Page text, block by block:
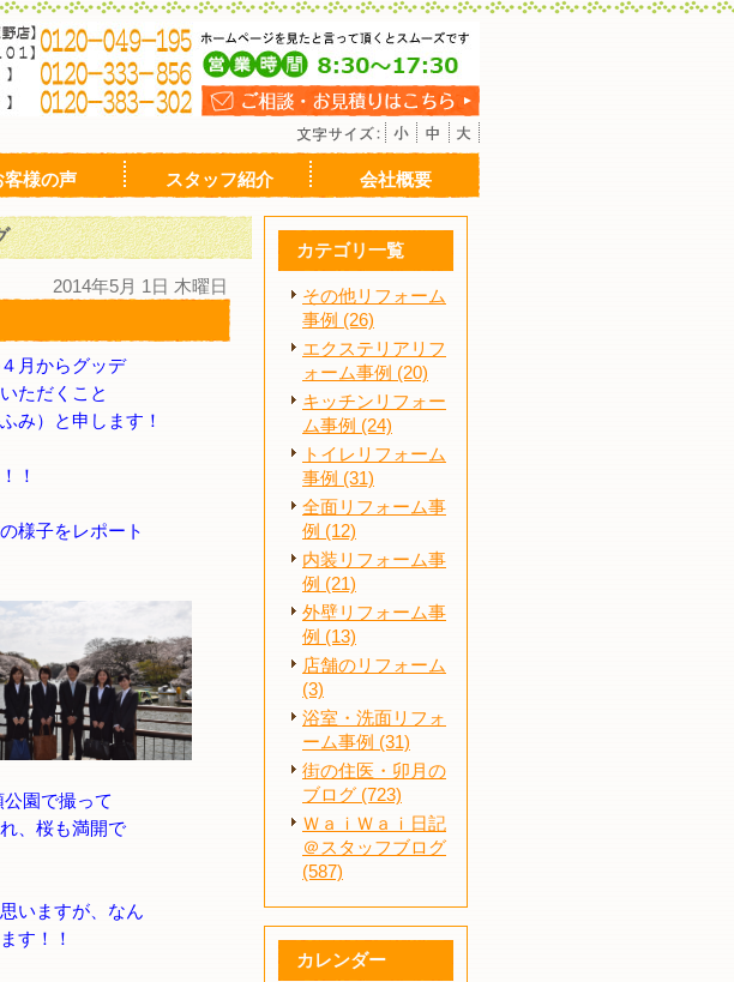
客様の声 スタッフ紹介 会社概要
2014年5月 1日 木曜日
月からグッデ
ただくこと
み）と申します！
！
様子をレポート
園で撮って
、桜も満開で
いますが、なん
す！！
カテゴリ一覧
その他リフォーム
事例 (26)
エクステリアリフ
ォーム事例 (20)
キッチンリフォー
ム事例 (24)
トイレリフォーム
事例 (31)
全面リフォーム事
例 (12)
内装リフォーム事
例 (21)
外壁リフォーム事
例 (13)
店舗のリフォーム
(3)
浴室・洗面リフォ
ーム事例 (31)
街の住医・卯月の
ブログ (723)
ＷａｉＷａｉ日記
＠スタッフブログ
(587)
カレンダー